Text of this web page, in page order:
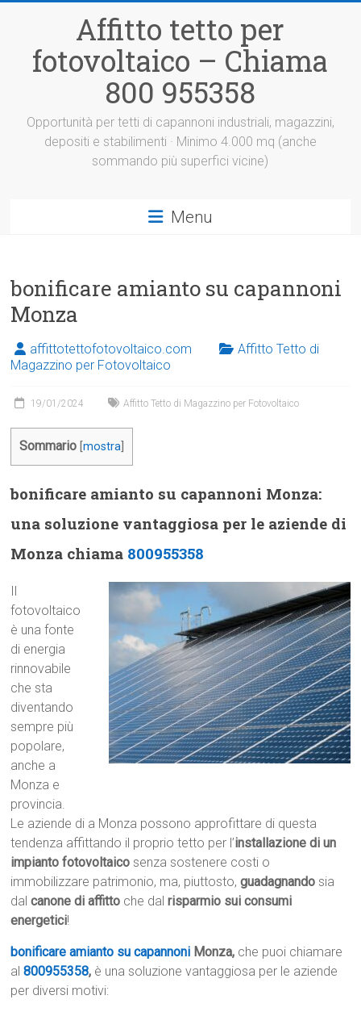
Affitto tetto per
fotovoltaico – Chiama
800 955358
Opportunità per tetti di capannoni industriali, magazzini,
depositi e stabilimenti · Minimo 4.000 mq (anche
sommando più superfici vicine)
Menu
bonificare amianto su capannoni
Monza
affittotettofotovoltaico.com
Affitto Tetto di
Magazzino per Fotovoltaico
19/01/2024 Affitto Tetto di Magazzino per Fotovoltaico
Sommario [mostra
bonificare amianto su capannoni Monza:
una soluzione vantaggiosa per le aziende di
Monza chiama 800955358
fotovoltaico
è una fonte
di energia
rinnovabile
che sta
diventando
sempre più
popolare,
anche a
Monza e
provincia.
Le aziende di a Monza possono approfittare di questa
tendenza affittando il proprio tetto per l’installazione di un
impianto fotovoltaico senza sostenere costi o
immobilizzare patrimonio, ma, piuttosto,guadagnando sia
dalcanone di affitto che dalrisparmio sui consumi
energetici!
bonificare amianto su capannoni Monza, che puoi chiamare
al800955358, è una soluzione vantaggiosa per le aziende
per diversi motivi: